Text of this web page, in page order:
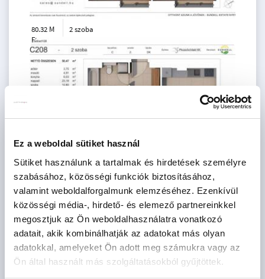
Ez a weboldal sütiket használ
Sütiket használunk a tartalmak és hirdetések személyre
szabásához, közösségi funkciók biztosításához,
valamint weboldalforgalmunk elemzéséhez. Ezenkívül
közösségi média-, hirdető- és elemező partnereinkkel
megosztjuk az Ön weboldalhasználatra vonatkozó
adatait, akik kombinálhatják az adatokat más olyan
adatokkal, amelyeket Ön adott meg számukra vagy az
Ön által használt más szolgáltatásokból gyűjtöttek.
80.32 M
Ft
50 m2
2 szoba
50 m2
2.
emelet
CSOK igényelhető